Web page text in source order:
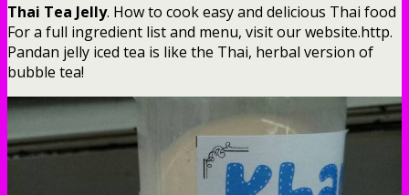
Thai Tea Jelly. How to cook easy and delicious Thai food
For a full ingredient list and menu, visit our website.http.
Pandan jelly iced tea is like the Thai, herbal version of
bubble tea!